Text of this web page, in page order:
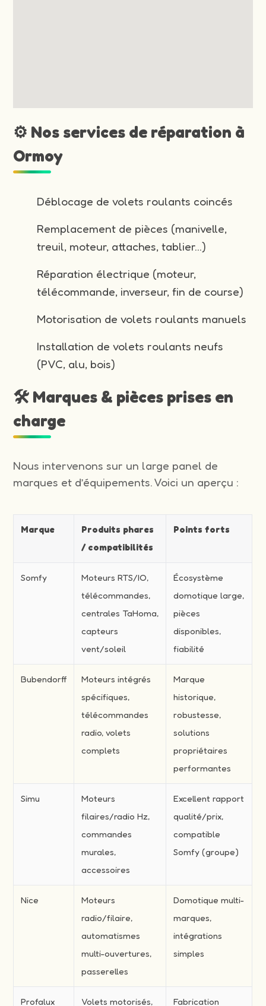
⚙️ Nos services de réparation à
Ormoy
Déblocage de volets roulants coincés
Remplacement de pièces (manivelle,
treuil, moteur, attaches, tablier…)
Réparation électrique (moteur,
télécommande, inverseur, fin de course)
Motorisation de volets roulants manuels
Installation de volets roulants neufs
(PVC, alu, bois)
🛠️ Marques & pièces prises en
charge
Nous intervenons sur un large panel de
marques et d’équipements. Voici un aperçu :
Marque
Produits phares
/ compatibilités
Points forts
Somfy
Moteurs RTS/IO,
télécommandes,
centrales TaHoma,
capteurs
vent/soleil
Écosystème
domotique large,
pièces
disponibles,
fiabilité
Bubendorff
Moteurs intégrés
spécifiques,
télécommandes
radio, volets
complets
Marque
historique,
robustesse,
solutions
propriétaires
performantes
Simu
Moteurs
filaires/radio Hz,
commandes
murales,
accessoires
Excellent rapport
qualité/prix,
compatible
Somfy (groupe)
Nice
Moteurs
radio/filaire,
automatismes
multi-ouvertures,
passerelles
Domotique multi-
marques,
intégrations
simples
Profalux Volets motorisés, Fabrication